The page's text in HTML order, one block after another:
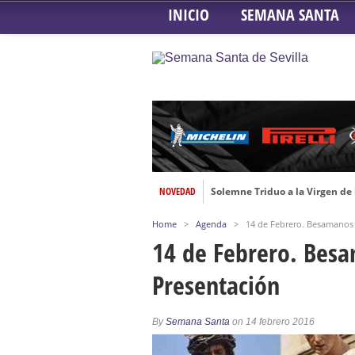
INICIO SEMANA SANTA
NOVEDAD
Solemne Triduo a la Virgen
Solemne y devoto
Función Principal de Instituto
Gitanos: Besamanos del Señor
Home > Agenda > 14 de Febrero.
14 de Febrero.
Presentación
BySemana Santa on 14 febrero 2016